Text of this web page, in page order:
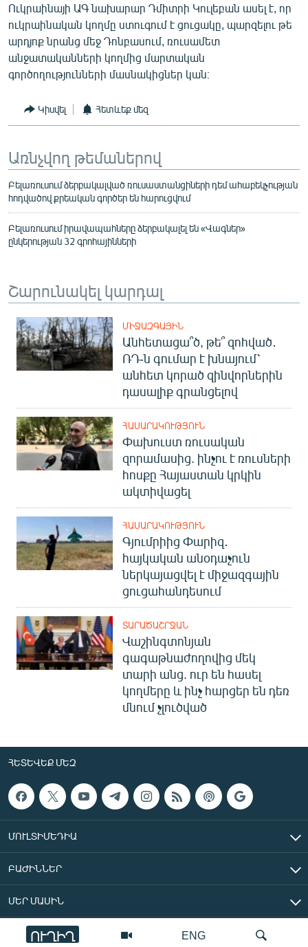
Հայերեն
English
Русский
«Ազատության» բոլոր կայքերը
ENG
ՈՒՂԻՂ
Ուկրաինայի ԱԳ նախարար Դմիտրի Կուլեբան ասել է, որ
ուկրաինական կողմը ստուգում է ցուցակը, պարզելու թե
արդյոք նրանց մեջ Դոնբասում, ռուսամետ
անջատականների կողմից մարտական
գործողությունների մասնակիցներ կան։
Կիսվել Հետևեք մեզ
Առնչվող թեմաներով
Բելառուսում ձերբակալված ռուսաստանցիների դեմ ահաբեկչության
հոդվածով քրեական գործեր են հարուցվում
Բելառուսում իրավապահները ձերբակալել են «Վագներ»
ընկերության 32 գրոհայինների
Շարունակել կարդալ
ՄԻՋԱԶԳԱՅԻՆ
Անհետացա՞ծ, թե՞ զոհված․
ՌԴ-ն գումար է խնայում՝
անհետ կորած զինվորներին
դասալիք գրանցելով
ՀԱՍԱՐԱԿՈՒԹՅՈՒՆ
Փախուստ ռուսական
զորամասից. ինչու է ռուսների
հոսքը Հայաստան կրկին
ակտիվացել
ՀԱՍԱՐԱԿՈՒԹՅՈՒՆ
Գյումրիից Փարիզ․
հայկական անօդաչուն
ներկայացվել է միջազգային
ցուցահանդեսում
ՏԱՐԱԾԱՇՐՋԱՆ
Վաշինգտոնյան
գագաթնաժողովից մեկ
տարի անց. ուր են հասել
կողմերը և ինչ հարցեր են դեռ
մնում չլուծված
ՀԵՏԵՎԵՔ ՄԵԶ
ՄՈՒԼՏԻՄԵԴԻԱ
ԲԱԺԻՆՆԵՐ
ՄԵՐ ՄԱՍԻՆ
«Ազատ Եվրոպա/Ազատություն» ռադիոկայան © 2026